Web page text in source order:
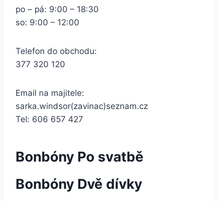
po – pá: 9:00 – 18:30
so: 9:00 – 12:00
Telefon do obchodu:
377 320 120
Email na majitele:
sarka.windsor(zavinac)seznam.cz
Tel: 606 657 427
Bonbóny Po svatbě
Bonbóny Dvě dívky